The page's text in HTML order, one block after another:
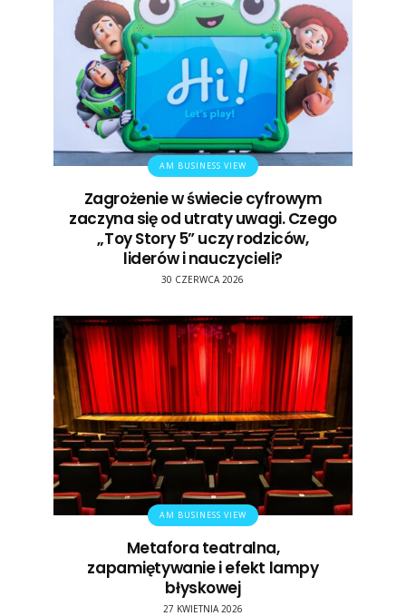
AM BUSINESS VIEW
Zagrożenie w świecie cyfrowym
zaczyna się od utraty uwagi. Czego
„Toy Story 5” uczy rodziców,
liderów i nauczycieli?
30 CZERWCA 2026
AM BUSINESS VIEW
Metafora teatralna,
zapamiętywanie i efekt lampy
błyskowej
27 KWIETNIA 2026